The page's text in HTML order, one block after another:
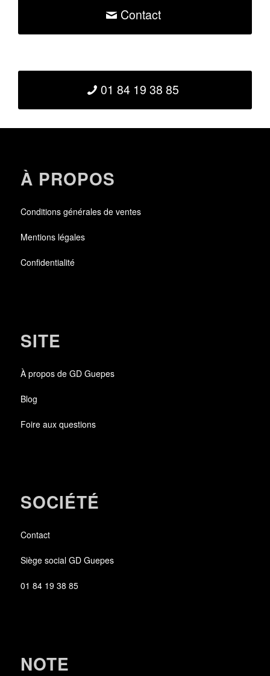
Contact
01 84 19 38 85
À PROPOS
Conditions générales de ventes
Mentions légales
Confidentialité
SITE
À propos de GD Guepes
Blog
Foire aux questions
SOCIÉTÉ
Contact
Siège social GD Guepes
01 84 19 38 85
NOTE